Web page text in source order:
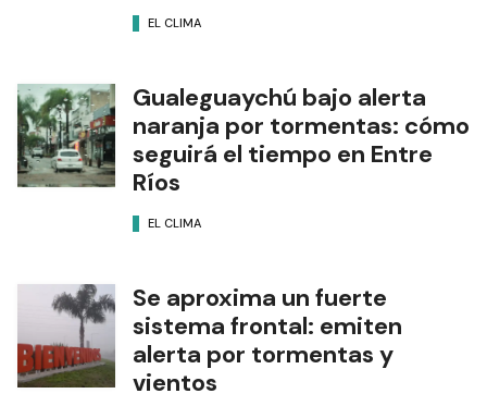
EL CLIMA
Gualeguaychú bajo alerta
naranja por tormentas: cómo
seguirá el tiempo en Entre
Ríos
EL CLIMA
Se aproxima un fuerte
sistema frontal: emiten
alerta por tormentas y
vientos